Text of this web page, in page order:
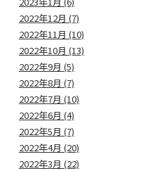
2022年12月 (7)
2022年11月 (10)
2022年10月 (13)
2022年9月 (5)
2022年8月 (7)
2022年7月 (10)
2022年6月 (4)
2022年5月 (7)
2022年4月 (20)
2022年3月 (22)